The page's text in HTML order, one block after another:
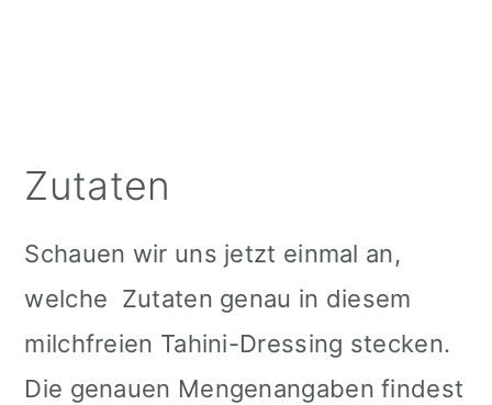
Zutaten
Schauen wir uns jetzt einmal an,
welche Zutaten genau in diesem
milchfreien Tahini-Dressing stecken.
Die genauen Mengenangaben findest